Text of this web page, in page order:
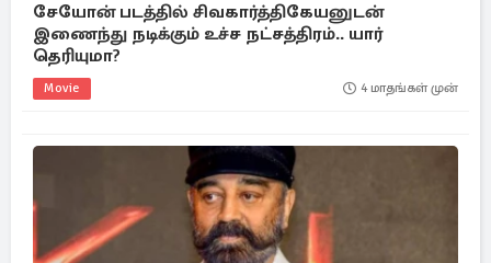
சேயோன் படத்தில் சிவகார்த்திகேயனுடன்
இணைந்து நடிக்கும் உச்ச நட்சத்திரம்.. யார்
தெரியுமா?
Movie 4 மாதங்கள் முன்